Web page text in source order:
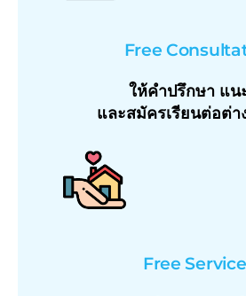
Free
ให้คำปรึกษา แน
และสมัครเรียนต่อต่า
Free